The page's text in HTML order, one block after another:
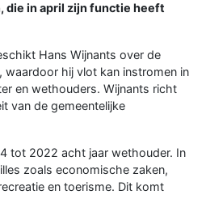
die in april zijn functie heeft
Hans Wijnants over de
waardoor hij vlot kan instromen in
en wethouders. Wijnants richt
van de gemeentelijke
tot 2022 acht jaar wethouder. In
zoals economische zaken,
en toerisme. Dit komt